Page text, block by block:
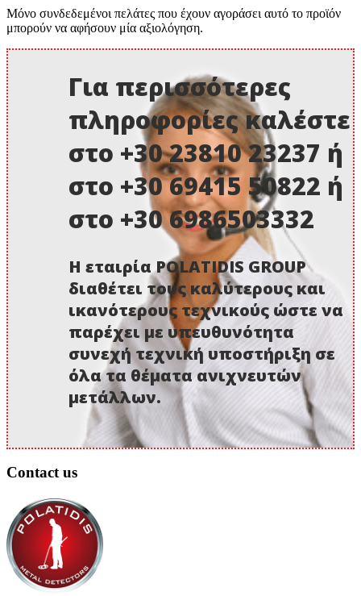
Μόνο συνδεδεμένοι πελάτες που έχουν αγοράσει αυτό το προϊόν
μπορούν να αφήσουν μία αξιολόγηση.
Για περισσότερες
πληροφορίες καλέστε
στο +30 23810 23237 ή
στο +30 69415 50822 ή
στο +30 6986503332
Η εταιρία POLATIDIS GROUP
διαθέτει τους καλύτερους και
ικανότερους τεχνικούς ώστε να
παρέχει με υπευθυνότητα
συνεχή τεχνική υποστήριξη σε
όλα τα θέματα ανιχνευτών
μετάλλων.
Contact us